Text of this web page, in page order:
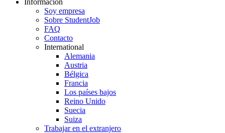
Información
Soy empresa
Sobre StudentJob
FAQ
Contacto
International
Alemania
Austria
Bélgica
Francia
Los países bajos
Reino Unido
Suecia
Suiza
Trabajar en el extranjero